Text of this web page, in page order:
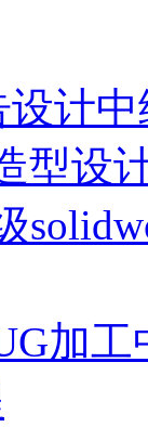
设计
型设
加工